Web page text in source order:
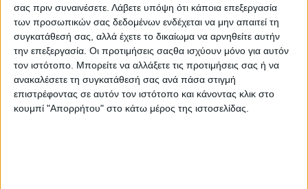
σας πριν συναινέσετε. Λάβετε υπόψη ότι κάποια επεξεργασία
των προσωπικών σας δεδομένων ενδέχεται να μην απαιτεί τη
συγκατάθεσή σας, αλλά έχετε το δικαίωμα να αρνηθείτε αυτήν
την επεξεργασία. Οι προτιμήσεις σαςθα ισχύουν μόνο για αυτόν
τον ιστότοπο. Μπορείτε να αλλάξετε τις προτιμήσεις σας ή να
ανακαλέσετε τη συγκατάθεσή σας ανά πάσα στιγμή
επιστρέφοντας σε αυτόν τον ιστότοπο και κάνοντας κλικ στο
κουμπί "Απορρήτου" στο κάτω μέρος της ιστοσελίδας.